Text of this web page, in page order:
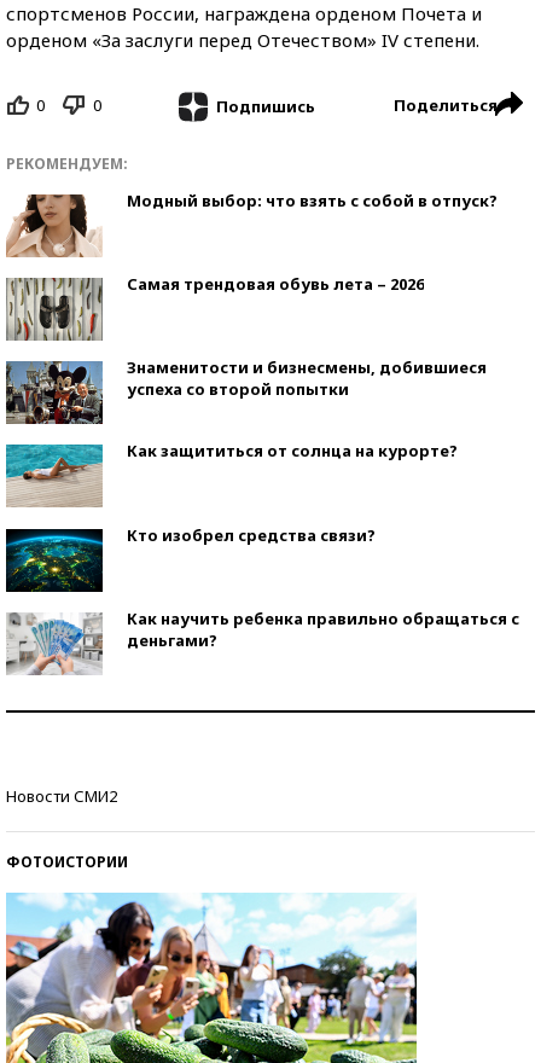
спортсменов России, награждена орденом Почета и
орденом «За заслуги перед Отечеством» IV степени.
0 0 Подпишись Поделиться
РЕКОМЕНДУЕМ:
Модный выбор: что взять с собой в отпуск?
Самая трендовая обувь лета – 2026
Знаменитости и бизнесмены, добившиеся
успеха со второй попытки
Как защититься от солнца на курорте?
Кто изобрел средства связи?
Как научить ребенка правильно обращаться с
деньгами?
Новости СМИ2
ФОТОИСТОРИИ